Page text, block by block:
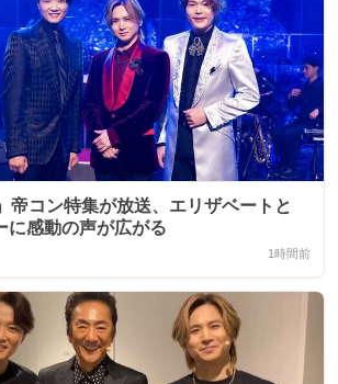
帝コン特集が放送、エリザベートと
に感動の声が広がる
1時間前